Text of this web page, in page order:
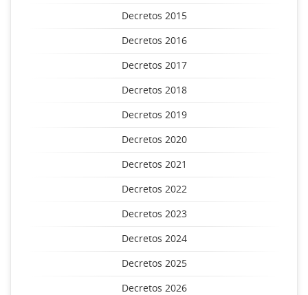
Decretos 2015
Decretos 2016
Decretos 2017
Decretos 2018
Decretos 2019
Decretos 2020
Decretos 2021
Decretos 2022
Decretos 2023
Decretos 2024
Decretos 2025
Decretos 2026